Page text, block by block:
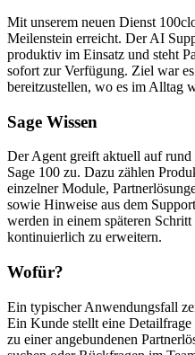
Mit unserem neuen Dienst
Meilenstein erreicht. Der AI
produktiv im Einsatz und steht
sofort zur Verfügung. Ziel war
bereitzustellen, wo es im Alltag
Sage Wissen
Der Agent greift aktuell auf
Sage 100 zu. Dazu zählen
einzelner Module,
sowie Hinweise aus dem
werden in einem späteren
kontinuierlich zu erweitern.
Wofür?
Ein typischer Anwendungsfall
Ein Kunde stellt eine
zu einer angebundenen